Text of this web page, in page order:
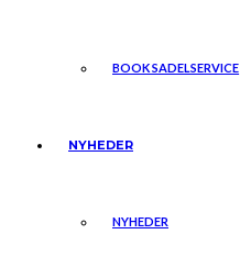
BOOK SADELSERVICE
NYHEDER
NYHEDER